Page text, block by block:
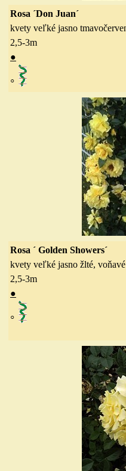
Rosa ´Don Juan´
kvety veľké jasno
2,5-3m
●
◦
Rosa ´ Golden Showers´
kvety veľké jasno žlté, voňavé
2,5-3m
●
◦